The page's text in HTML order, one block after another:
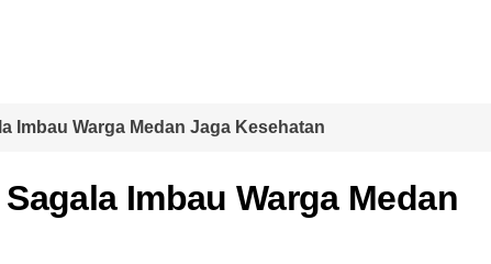
Imbau Warga Medan Jaga Kesehatan
Imbau Warga Medan